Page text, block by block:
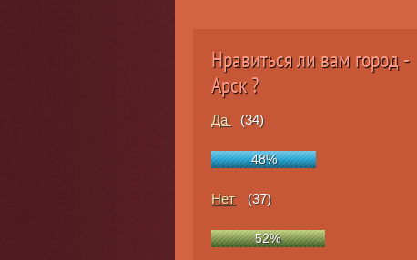
Нравиться ли вам город -
Арск ?
Да (34)
48%
Нет (37)
52%